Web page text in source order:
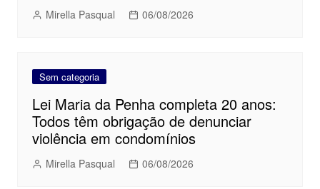
Mirella Pasqual 06/08/2026
Sem categoria
Lei Maria da Penha completa 20 anos:
Todos têm obrigação de denunciar
violência em condomínios
Mirella Pasqual 06/08/2026